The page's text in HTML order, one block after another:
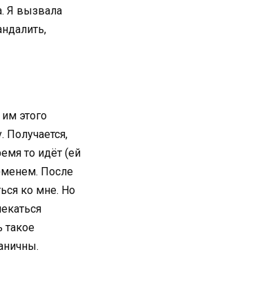
Я вызвала
этого
Получается,
то идёт (ей
После
ко мне. Но
такое